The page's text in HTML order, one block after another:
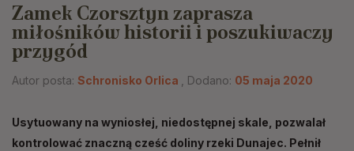
Zamek Czorsztyn zaprasza
miłośników historii i poszukiwaczy
przygód
Autor posta: Schronisko Orlica , Dodano: 05 maja 2020
Usytuowany na wyniosłej, niedostępnej skale, pozwalał
kontrolować znaczną cześć doliny rzeki Dunajec. Pełnił